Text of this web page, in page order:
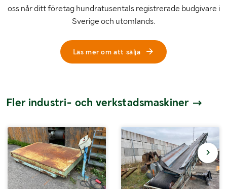
oss når ditt företag hundratusentals registrerade budgivare i
Sverige och utomlands.
Läs mer om att sälja
Fler industri- och verkstadsmaskiner